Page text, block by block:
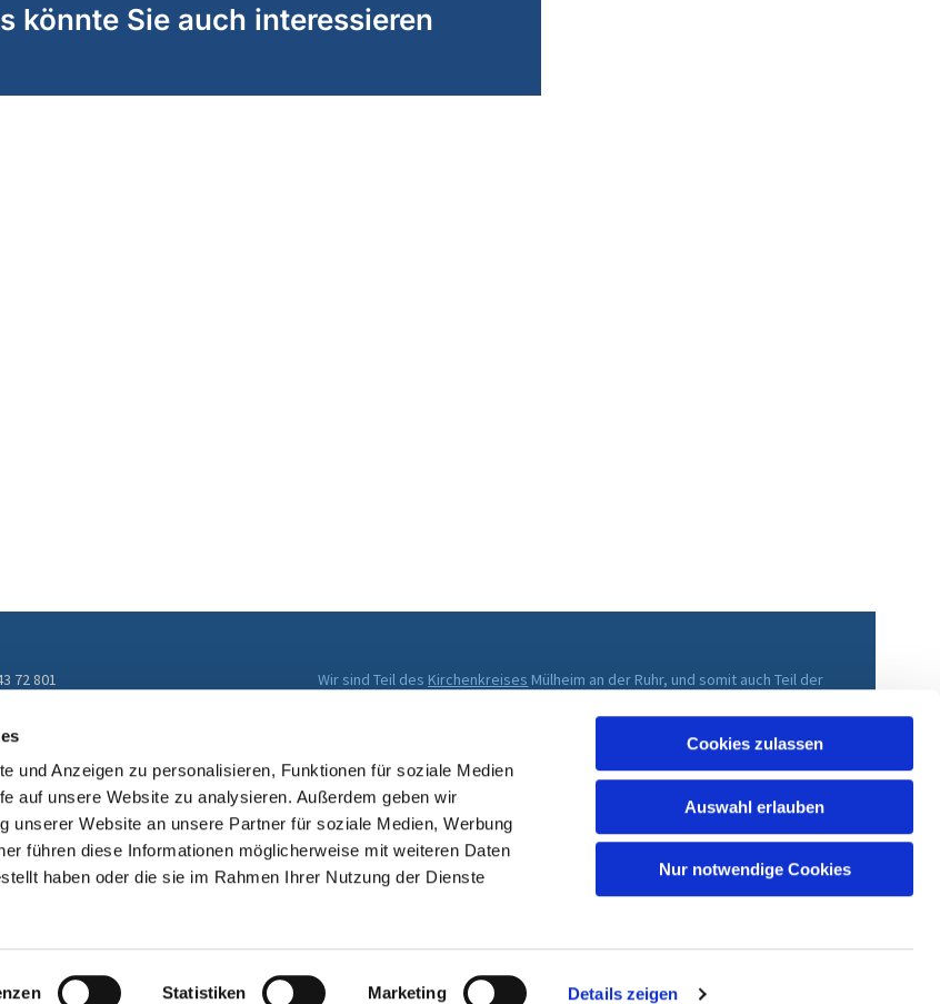
und Anzeigen zu personalisieren, Funktionen für soziale Medien
auf unsere Website zu analysieren. Außerdem geben wir
unserer Website an unsere Partner für soziale Medien, Werbung
führen diese Informationen möglicherweise mit weiteren Daten
haben oder die sie im Rahmen Ihrer Nutzung der Dienste
Statistiken Marketing Details zeigen
Cookies zulassen
Auswahl erlauben
Nur notwendige Cookies
könnte Sie auch interessieren
72 801
muelheim.de
Wir sind Teil des Kirchenkreises Mülheim an der Ruhr, und somit auch Teil der
Datenschutzerklärung ChurchDesk-Login